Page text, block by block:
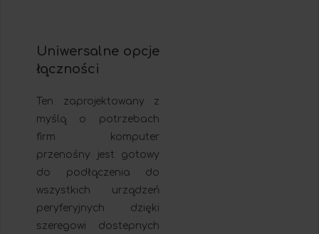
Uniwersalne opcje
łączności
Ten zaprojektowany z
myślą o potrzebach
firm komputer
przenośny jest gotowy
do podłączenia do
wszystkich urządzeń
peryferyjnych dzięki
szeregowi dostepnych